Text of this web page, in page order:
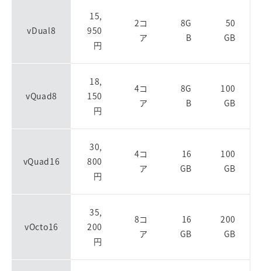
vDual8
15,
950
円
2コ
ア
8G
B
50
GB
vQuad8
18,
150
円
4コ
ア
8G
B
100
GB
vQuad16
30,
800
円
4コ
ア
16
GB
100
GB
vOcto16
35,
200
円
8コ
ア
16
GB
200
GB